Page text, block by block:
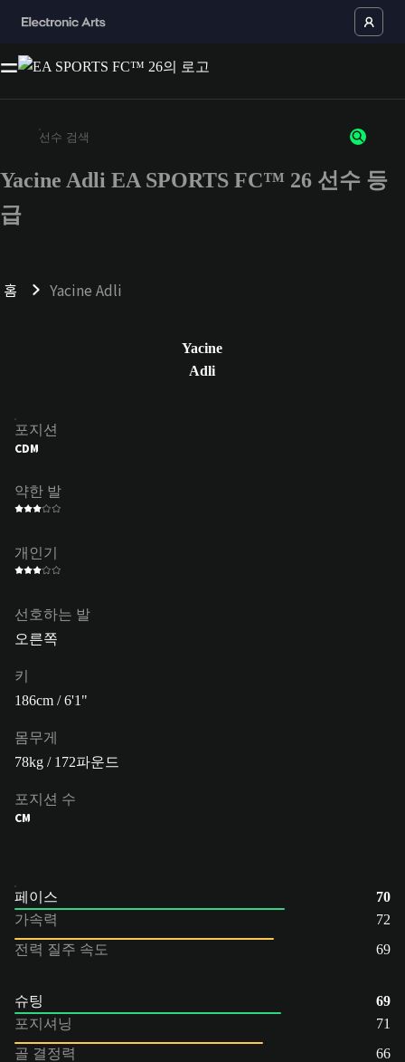
최소 3자 이상의 문자 또는 숫자를 입력하세요
Yacine Adli EA SPORTS FC™ 26 선수 등
급
홈 Yacine Adli
Yacine
Adli
포지션
CDM
약한 발
개인기
선호하는 발
오른쪽
키
186cm / 6'1"
몸무게
78kg / 172파운드
포지션 수
CM
페이스
70
가속력
72
전력 질주 속도
69
슈팅
69
포지셔닝
71
골 결정력
66